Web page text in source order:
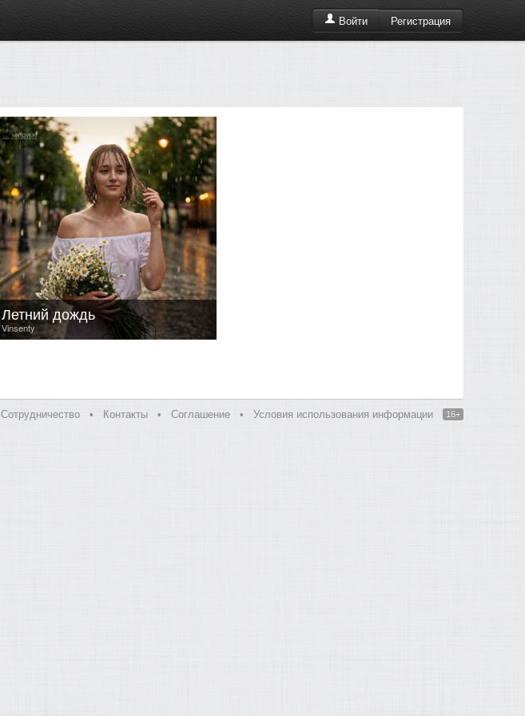
Войти Регистрация
Vinsenty
Летний дождь
Сотрудничество • Контакты • Соглашение • Условия использования информации 16+